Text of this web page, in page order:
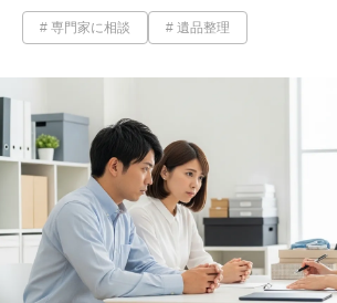
専門家に相談 遺品整理